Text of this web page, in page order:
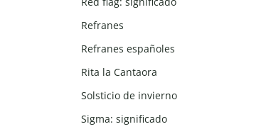
Refranes
Refranes españoles
Rita la Cantaora
Solsticio de invierno
Sigma: significado